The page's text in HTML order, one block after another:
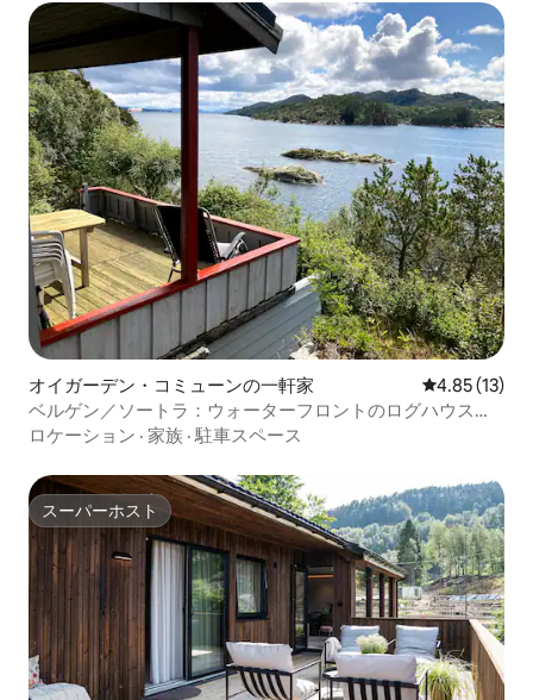
オイガーデン・コミューンの一軒家 レビュー13
4.85 (13)
ベルゲン／ソートラ：ウォーターフロントのログハウス、
ボート、釣り、ジャグジー
ロケーション · 家族 ·駐車スペース
スーパーホスト
スーパーホスト